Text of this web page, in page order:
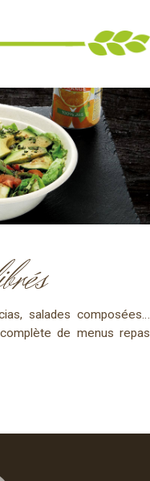
salades composées…
de menus repas